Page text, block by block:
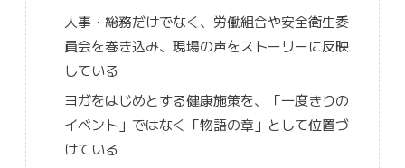
人事・総務だけでなく、労働組合や安全衛生委
員会を巻き込み、現場の声をストーリーに反映
している
ヨガをはじめとする健康施策を、「一度きりの
イベント」ではなく「物語の章」として位置づ
けている